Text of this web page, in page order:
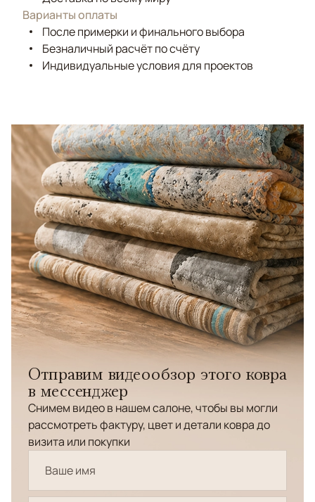
Варианты оплаты
После примерки и финального выбора
Безналичный расчёт по счёту
Индивидуальные условия для проектов
Отправим видеообзор этого ковра
в мессенджер
Снимем видео в нашем салоне, чтобы вы могли
рассмотреть фактуру, цвет и детали ковра до
визита или покупки